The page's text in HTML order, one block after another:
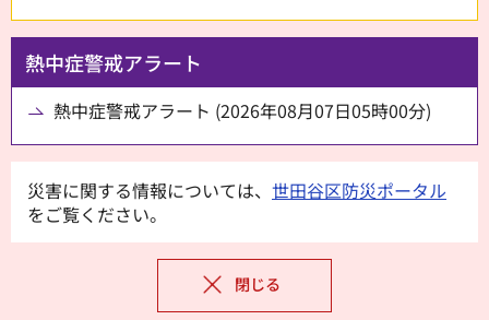
熱中症警戒アラート
熱中症警戒アラート (2026年08月07日05時00分)
災害に関する情報については、 世田谷区防災ポータル
をご覧ください。
閉じる